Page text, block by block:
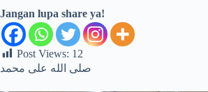
Jangan lupa share ya!
Post Views: 12
صلى الله على محمد